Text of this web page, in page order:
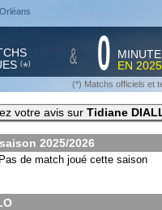
(*) & 0
EN
(*) Matchs officiels et
votre avis sur Tidiane
2025/2026
Pas de match joué cette saison